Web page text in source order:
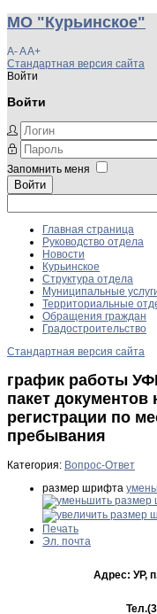
МО "Курьинское"
A-AA+
Стандартная версия сайта
Войти
Войти
Запомнить меня
Войти
Главная страница
Руководство отдела
Новости
Курьинское
Структура отдела
Муниципальные
Территориальные
Обращения граждан
Градостроительство
Стандартная версия сайта
график работы
пакет
регистрации по
пребывания
Категория: Вопрос-Ответ
размер шрифта
Печать
Эл. почта
Адрес: УР,